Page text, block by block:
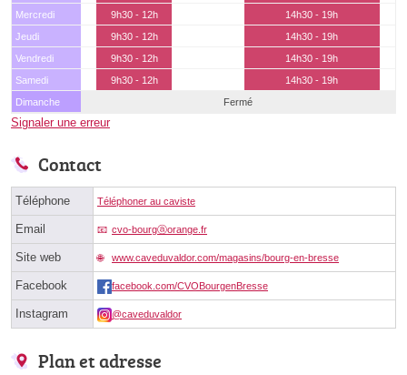
Mercredi
9h30 - 12h
14h30 - 19h
Jeudi
9h30 - 12h
14h30 - 19h
Vendredi
9h30 - 12h
14h30 - 19h
Samedi
9h30 - 12h
14h30 - 19h
Dimanche
Fermé
Signaler une erreur
Contact
Téléphone Téléphoner au caviste
Email cvo-bourgⓐorange.fr
Site web www.caveduvaldor.com/magasins/bourg-en-bresse
Facebook facebook.com/CVOBourgenBresse
Instagram @caveduvaldor
Plan et adresse